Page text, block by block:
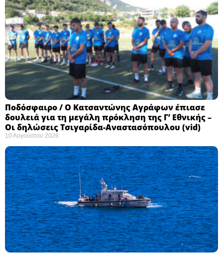
Ποδόσφαιρο / Ο Κατσαντώνης Αγράφων έπιασε
δουλειά για τη μεγάλη πρόκληση της Γ’ Εθνικής –
Οι δηλώσεις Τσιγαρίδα-Αναστασόπουλου (vid)
10 Αυγούστου 2026